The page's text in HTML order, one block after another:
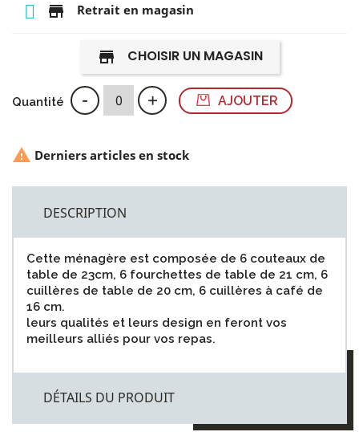
store Retrait en magasin
store CHOISIR UN MAGASIN
Quantité - + AJOUTER
 Derniers articles en stock
DESCRIPTION
Cette ménagère est composée de 6 couteaux de
table de 23cm, 6 fourchettes de table de 21 cm, 6
cuillères de table de 20 cm, 6 cuillères à café de
16 cm.
leurs qualités et leurs design en feront vos
meilleurs alliés pour vos repas.
DÉTAILS DU PRODUIT